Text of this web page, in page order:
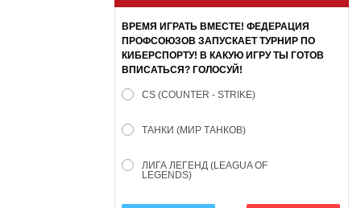
ВРЕМЯ ИГРАТЬ ВМЕСТЕ! ФЕДЕРАЦИЯ
ПРОФСОЮЗОВ ЗАПУСКАЕТ ТУРНИР ПО
КИБЕРСПОРТУ! В КАКУЮ ИГРУ ТЫ ГОТОВ
ВПИСАТЬСЯ? ГОЛОСУЙ!
CS (COUNTER - STRIKE)
ТАНКИ (МИР ТАНКОВ)
ЛИГА ЛЕГЕНД (LEAGUA OF
LEGENDS)